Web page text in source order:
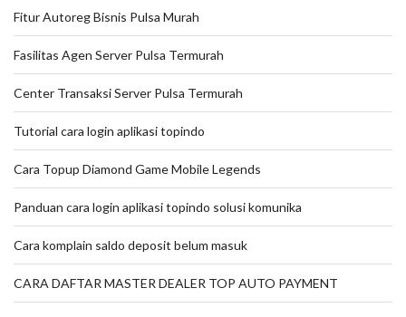
Fitur Autoreg Bisnis Pulsa Murah
Fasilitas Agen Server Pulsa Termurah
Center Transaksi Server Pulsa Termurah
Tutorial cara login aplikasi topindo
Cara Topup Diamond Game Mobile Legends
Panduan cara login aplikasi topindo solusi komunika
Cara komplain saldo deposit belum masuk
CARA DAFTAR MASTER DEALER TOP AUTO PAYMENT